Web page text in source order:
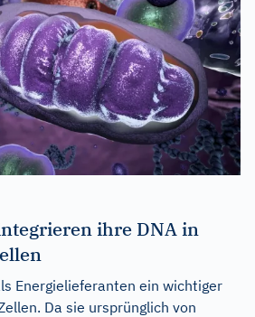
ihre DNA in
Energielieferanten ein wichtiger
Da sie ursprünglich von